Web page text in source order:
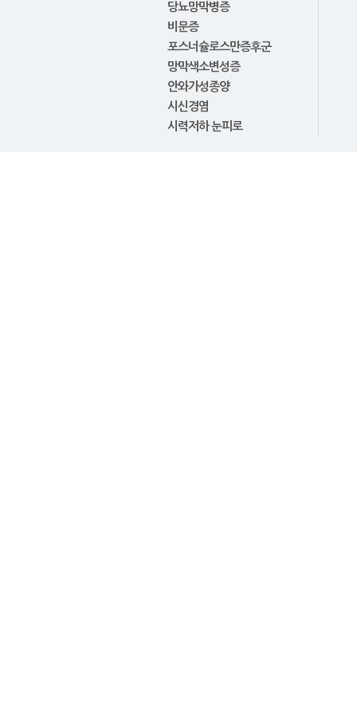
당뇨망막병증
비문증
포스너슐로스만증후군
망막색소변성증
안와가성종양
시신경염
시력저하 눈피로